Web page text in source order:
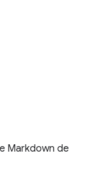
Markdown de